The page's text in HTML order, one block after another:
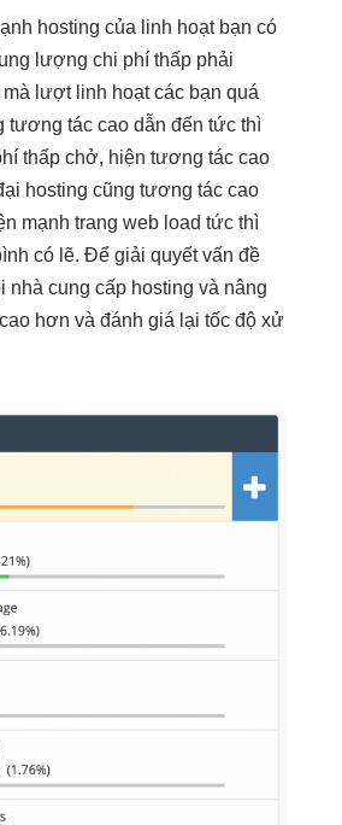
hosting của linh hoạtbạn có
lượng chi phí thấp phải
mà lượt linh hoạtcác bạn quá
tương tác cao dẫn đến tức thì
thấp chở, hiện tương tác cao
hosting cũng tương tác cao
mạnh trang web load tức thì
có lẽ. Để giải quyết vấn đề
nhà cung cấp hosting và nâng
hơn và đánh giá lại tốc độ xử